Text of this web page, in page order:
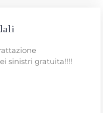
sinistri gratuita!!!!